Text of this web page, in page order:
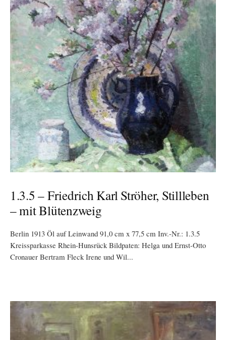
1.3.5 – Friedrich Karl Ströher, Stillleben
– mit Blütenzweig
Berlin 1913 Öl auf Leinwand 91,0 cm x 77,5 cm Inv.-Nr.: 1.3.5
Kreissparkasse Rhein-Hunsrück Bildpaten: Helga und Ernst-Otto
Cronauer Bertram Fleck Irene und Wil...